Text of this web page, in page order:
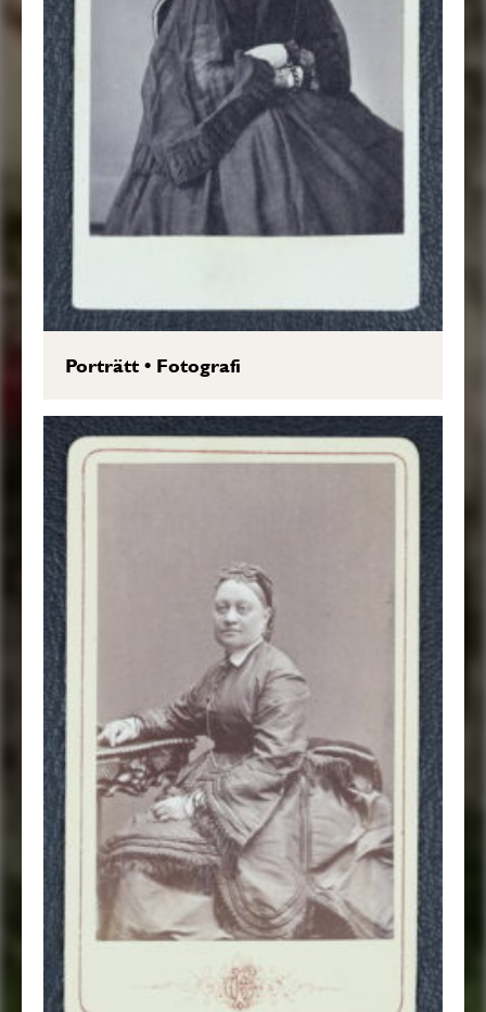
Porträtt• Fotografi